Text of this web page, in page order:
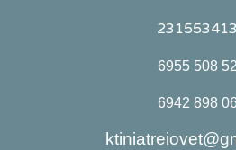
6955 508
6942 898